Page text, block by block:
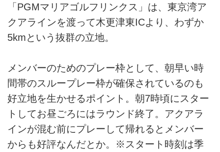
「PGMマリアゴルフリンクス」は、東京湾ア
クアラインを渡って木更津東ICより、わずか
5kmという抜群の立地。
メンバーのためのプレー枠として、朝早い時
間帯のスループレー枠が確保されているのも
好立地を生かせるポイント。朝7時頃にスター
トしてお昼ごろにはラウンド終了。アクアラ
インが混む前にプレーして帰れるとメンバー
からも好評なんだとか。※スタート時刻は季